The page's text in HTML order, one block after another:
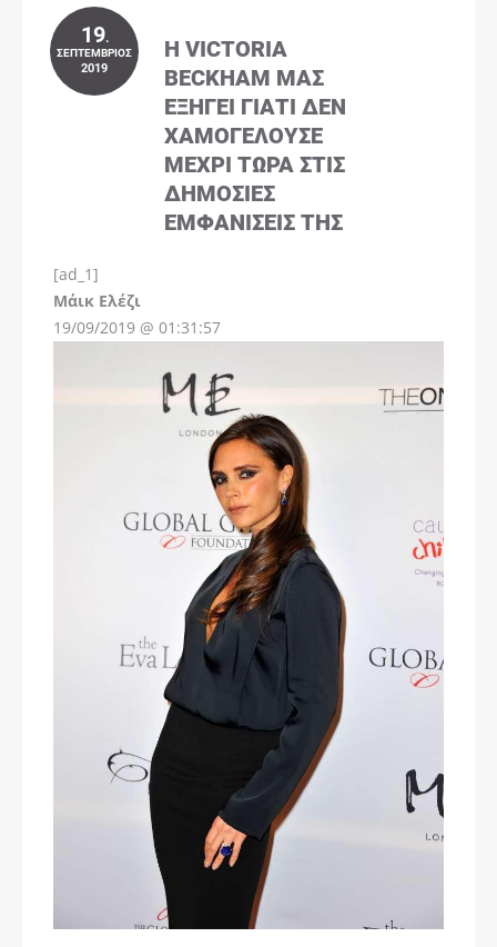
19.
ΣΕΠΤΈΜΒΡΙΟΣ
2019
Η VICTORIA
BECKHAM ΜΑΣ
ΕΞΗΓΕΊ ΓΙΑΤΊ ΔΕΝ
ΧΑΜΟΓΕΛΟΎΣΕ
ΜΈΧΡΙ ΤΏΡΑ ΣΤΙΣ
ΔΗΜΌΣΙΕΣ
ΕΜΦΑΝΊΣΕΙΣ ΤΗΣ
[ad_1]
Μάικ Ελέζι
19/09/2019 @ 01:31:57